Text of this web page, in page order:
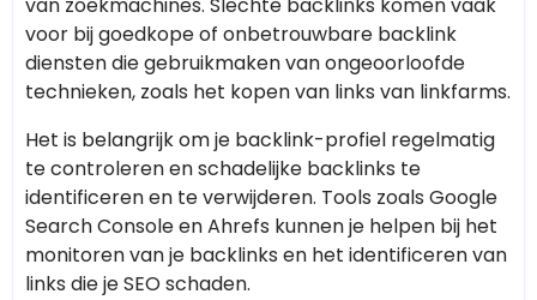
voor bij goedkope of onbetrouwbare backlink
diensten die gebruikmaken van ongeoorloofde
technieken, zoals het kopen van links van linkfarms.
Het is belangrijk om je backlink-profiel regelmatig
te controleren en schadelijke backlinks te
identificeren en te verwijderen. Tools zoals Google
Search Console en Ahrefs kunnen je helpen bij het
monitoren van je backlinks en het identificeren van
links die je SEO schaden.